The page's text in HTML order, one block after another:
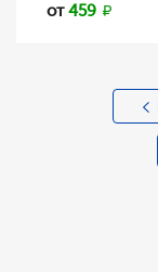
от459